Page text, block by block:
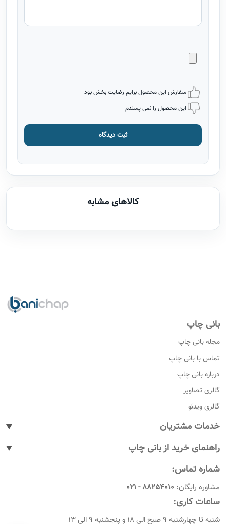
سفارش این محصول برایم رضایت بخش بود
این محصول را نمی پسندم
ثبت دیدگاه
کالاهای مشابه
بانی چاپ
مجله بانی چاپ
تماس با بانی چاپ
درباره بانی چاپ
گالری تصاویر
گالری ویدئو
خدمات مشتریان
پیگیری سفارشات
رویه های بازگرداندن کالا
شرایط و قوانین
راهنمای خرید از بانی چاپ
نحوه ثبت سفارش
نحوه ثبت نام
نحوه ارسال سفارشات
راهنمای پرداخت
شماره تماس:
مشاوره رایگان: 88254010 - 021
ساعات کاری:
شنبه تا چهارشنبه 9 صبح الی 18 و پنجشنبه 9 الی 13